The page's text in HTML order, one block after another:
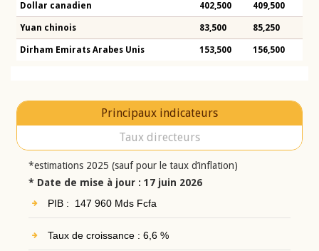
Dollar canadien 402,500 409,500
Yuan chinois 83,500 85,250
Dirham Emirats Arabes Unis 153,500 156,500
Principaux indicateurs
Taux directeurs
*estimations 2025 (sauf pour le taux d’inflation)
* Date de mise à jour : 17 juin 2026
PIB : 147 960 Mds Fcfa
Taux de croissance : 6,6 %